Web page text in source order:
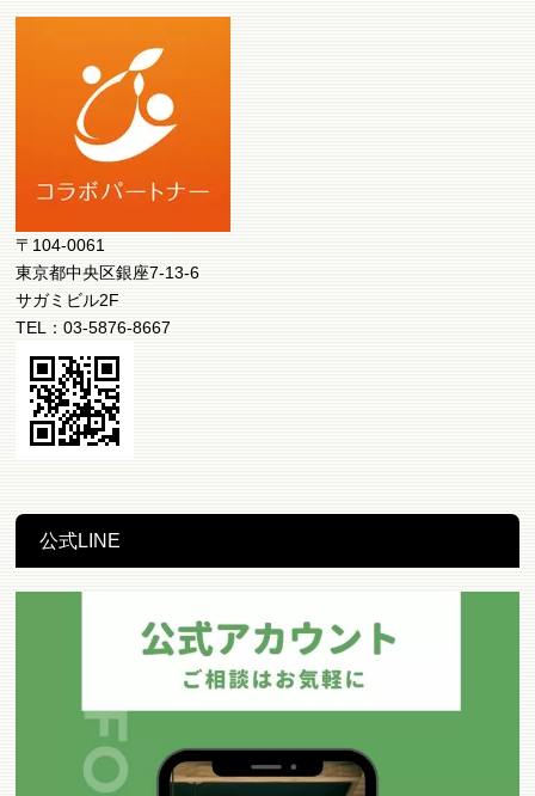
〒104-0061
東京都中央区銀座7-13-6
サガミビル2F
TEL：03-5876-8667
公式LINE